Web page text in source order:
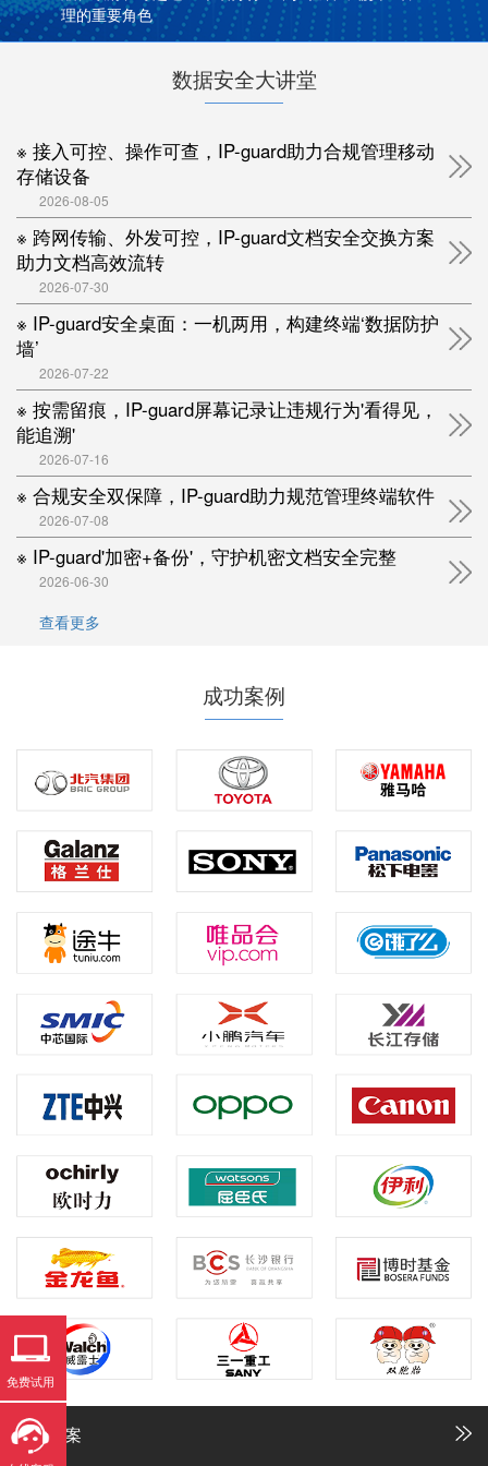
理的重要角色
数据安全大讲堂
※ 接入可控、操作可查，IP-guard助力合规管理移动
存储设备
2026-08-05
※ 跨网传输、外发可控，IP-guard文档安全交换方案
助力文档高效流转
2026-07-30
※ IP-guard安全桌面：一机两用，构建终端‘数据防护
墙’
2026-07-22
※ 按需留痕，IP-guard屏幕记录让违规行为'看得见，
能追溯'
2026-07-16
※ 合规安全双保障，IP-guard助力规范管理终端软件
2026-07-08
※ IP-guard'加密+备份'，守护机密文档安全完整
2026-06-30
查看更多
成功案例
解决方案
免费试用